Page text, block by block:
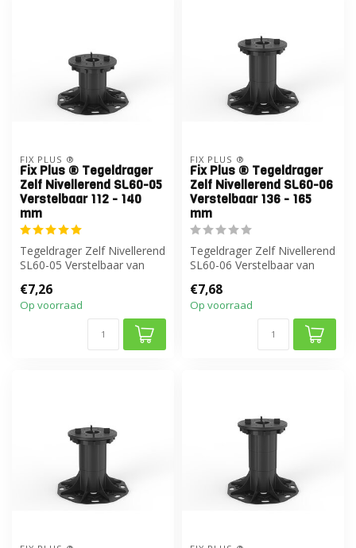
FIX PLUS ®
Fix Plus ® Tegeldrager
Zelf Nivellerend SL60-05
Verstelbaar 112 - 140
mm
Tegeldrager Zelf Nivellerend
SL60-05 Verstelbaar van
€7,26
Op voorraad
FIX PLUS ®
Fix Plus ® Tegeldrager
Zelf Nivellerend SL60-06
Verstelbaar 136 - 165
mm
Tegeldrager Zelf Nivellerend
SL60-06 Verstelbaar van
€7,68
Op voorraad